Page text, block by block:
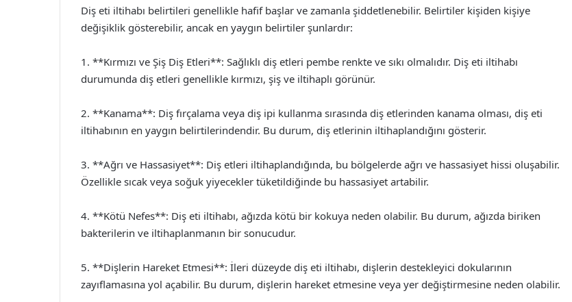
Diş eti iltihabı belirtileri genellikle hafif başlar ve zamanla şiddetlenebilir. Belirtiler kişiden kişiye
değişiklik gösterebilir, ancak en yaygın belirtiler şunlardır:
1. **Kırmızı ve Şiş Diş Etleri**: Sağlıklı diş etleri pembe renkte ve sıkı olmalıdır. Diş eti iltihabı
durumunda diş etleri genellikle kırmızı, şiş ve iltihaplı görünür.
2. **Kanama**: Diş fırçalama veya diş ipi kullanma sırasında diş etlerinden kanama olması, diş eti
iltihabının en yaygın belirtilerindendir. Bu durum, diş etlerinin iltihaplandığını gösterir.
3. **Ağrı ve Hassasiyet**: Diş etleri iltihaplandığında, bu bölgelerde ağrı ve hassasiyet hissi oluşabilir.
Özellikle sıcak veya soğuk yiyecekler tüketildiğinde bu hassasiyet artabilir.
4. **Kötü Nefes**: Diş eti iltihabı, ağızda kötü bir kokuya neden olabilir. Bu durum, ağızda biriken
bakterilerin ve iltihaplanmanın bir sonucudur.
5. **Dişlerin Hareket Etmesi**: İleri düzeyde diş eti iltihabı, dişlerin destekleyici dokularının
zayıflamasına yol açabilir. Bu durum, dişlerin hareket etmesine veya yer değiştirmesine neden olabilir.